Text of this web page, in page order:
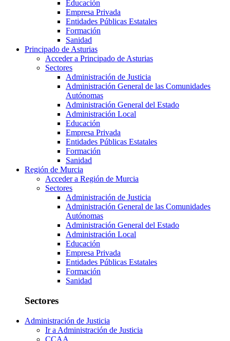
Educación
Empresa Privada
Entidades Públicas Estatales
Formación
Sanidad
Principado de Asturias
Acceder a Principado de Asturias
Sectores
Administración de Justicia
Administración General de las Comunidades
Autónomas
Administración General del Estado
Administración Local
Educación
Empresa Privada
Entidades Públicas Estatales
Formación
Sanidad
Región de Murcia
Acceder a Región de Murcia
Sectores
Administración de Justicia
Administración General de las Comunidades
Autónomas
Administración General del Estado
Administración Local
Educación
Empresa Privada
Entidades Públicas Estatales
Formación
Sanidad
Sectores
Administración de Justicia
Ir a Administración de Justicia
CCAA